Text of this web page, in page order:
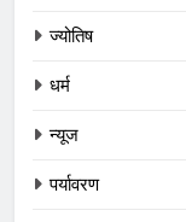
ज्योतिष
धर्म
न्यूज
पर्यावरण